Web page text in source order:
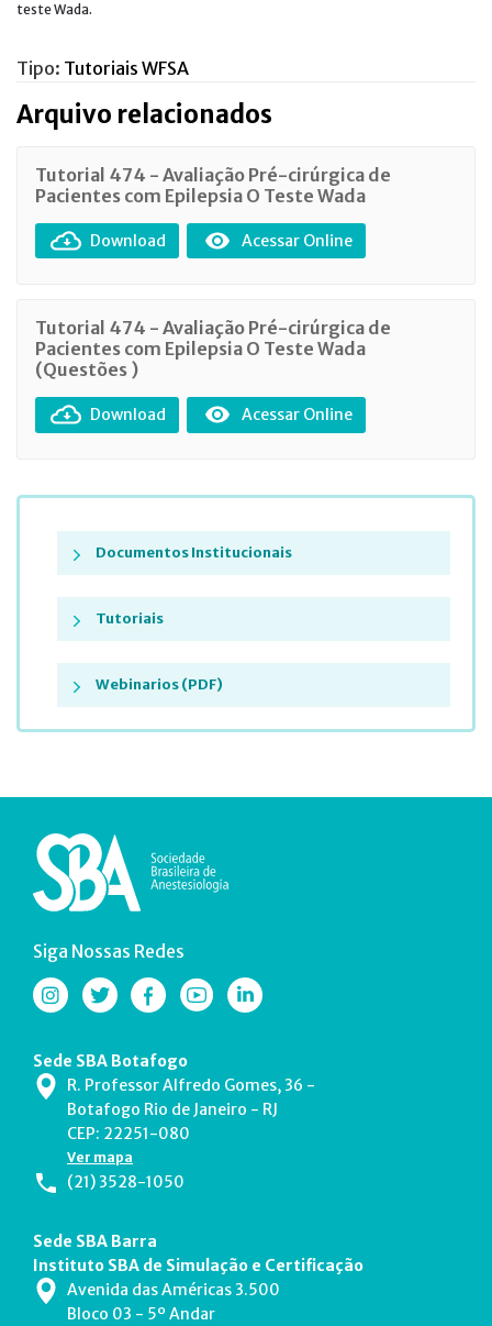
Documentos Institucionais
Tutoriais
Webinarios (PDF)
teste Wada.
Tipo: Tutoriais WFSA
Arquivo relacionados
Tutorial 474 - Avaliação Pré-cirúrgica de
Pacientes com Epilepsia O Teste Wada
Download Acessar Online
Tutorial 474 - Avaliação Pré-cirúrgica de
Pacientes com Epilepsia O Teste Wada
(Questões )
Download Acessar Online
Siga Nossas Redes
Sede SBA Botafogo
R. Professor Alfredo Gomes, 36 -
Botafogo Rio de Janeiro - RJ
CEP: 22251-080
Ver mapa
(21) 3528-1050
Sede SBA Barra
Instituto SBA de Simulação e Certificação
Avenida das Américas 3.500
Bloco 03 - 5º Andar